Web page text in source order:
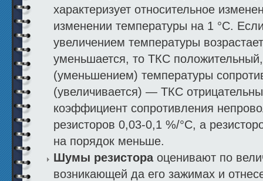
характеризует относительное
изменении температуры на 1 °С.
увеличением температуры
уменьшается, то ТКС
(уменьшением) температуры
(увеличивается) — ТКС
коэффициент сопротивления
резисторов 0,03-0,1 %/°С, а
на порядок меньше.
Шумы резистора оценивают по
возникающей да его зажимах и